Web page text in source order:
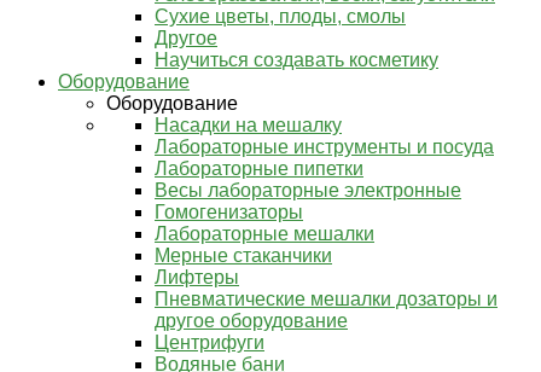
Сухие цветы, плоды, смолы
Другое
Научиться создавать косметику
Оборудование
Оборудование
Насадки на мешалку
Лабораторные инструменты и посуда
Лабораторные пипетки
Весы лабораторные электронные
Гомогенизаторы
Лабораторные мешалки
Мерные стаканчики
Лифтеры
Пневматические мешалки дозаторы и
другое оборудование
Центрифуги
Водяные бани